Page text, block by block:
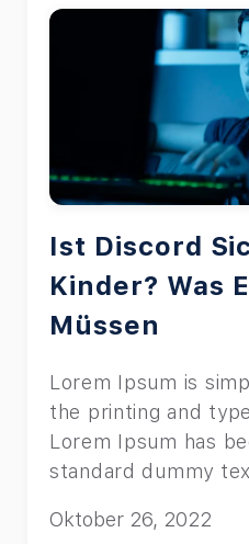
Ist Discord
Kinder? Was
Müssen
Lorem Ipsum is
the printing and
Lorem Ipsum has
standard dummy
galley of type and
Oktober 26, 2022